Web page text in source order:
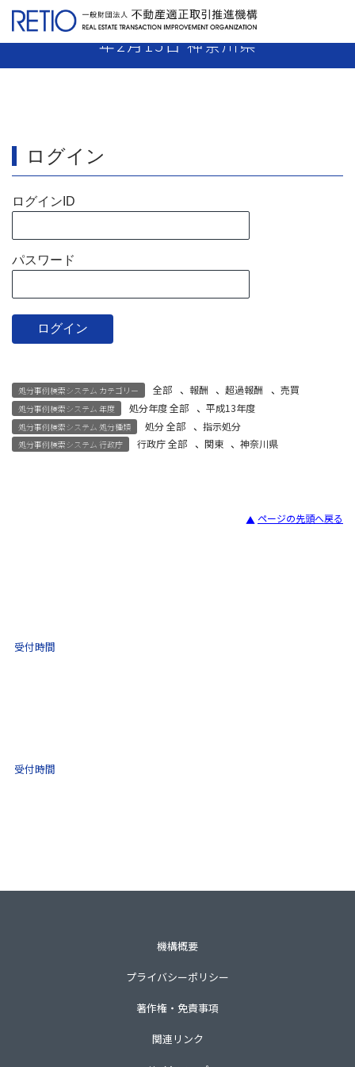
【13-47】 媒介業者 指示処分 平成14
年2月15日 神奈川県
ログイン
ログインID
パスワード
処分事例検索システム カテゴリー 全部 、 報酬 、超過報酬 、 売買
処分事例検索システム 年度 処分年度 全部 、 平成13年度
処分事例検索システム 処分種類 処分 全部 、 指示処分
処分事例検索システム 行政庁 行政庁 全部 、 関東 、神奈川県
ページの先頭へ戻る
受付時間
受付時間
機構概要
プライバシーポリシー
著作権・免責事項
関連リンク